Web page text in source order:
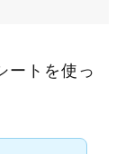
ートを使っ